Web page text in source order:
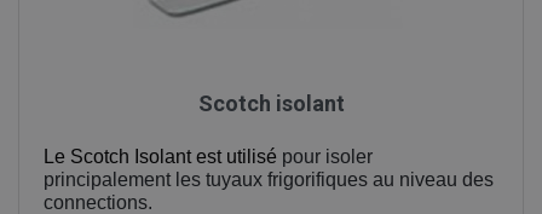
Scotch isolant
Le Scotch Isolant est utilisé pour isoler
principalement les tuyaux frigorifiques au niveau des
connections.